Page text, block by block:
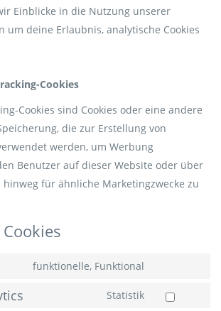
Einblicke in die Nutzung unserer
um deine Erlaubnis, analytische Cookies
Cookies
Cookies sind Cookies oder eine andere
die zur Erstellung von
werden, um Werbung
Benutzer auf dieser Website oder über
hinweg für ähnliche Marketingzwecke zu
funktionelle, Funktional
service
Statistik
Consent